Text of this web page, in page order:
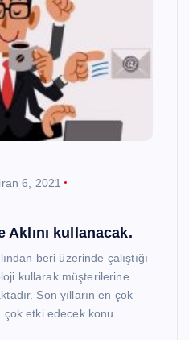
6, 2021
Aklını kullanacak.
beri üzerinde çalıştığı
kullarak müşterilerine
Son yılların en çok
etki edecek konu